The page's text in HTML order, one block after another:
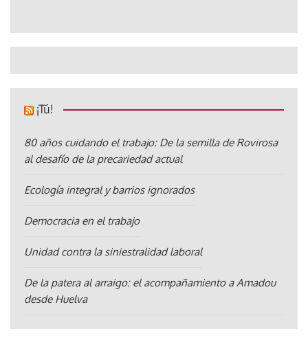
¡Tú!
80 años cuidando el trabajo: De la semilla de Rovirosa
al desafío de la precariedad actual
Ecología integral y barrios ignorados
Democracia en el trabajo
Unidad contra la siniestralidad laboral
De la patera al arraigo: el acompañamiento a Amadou
desde Huelva